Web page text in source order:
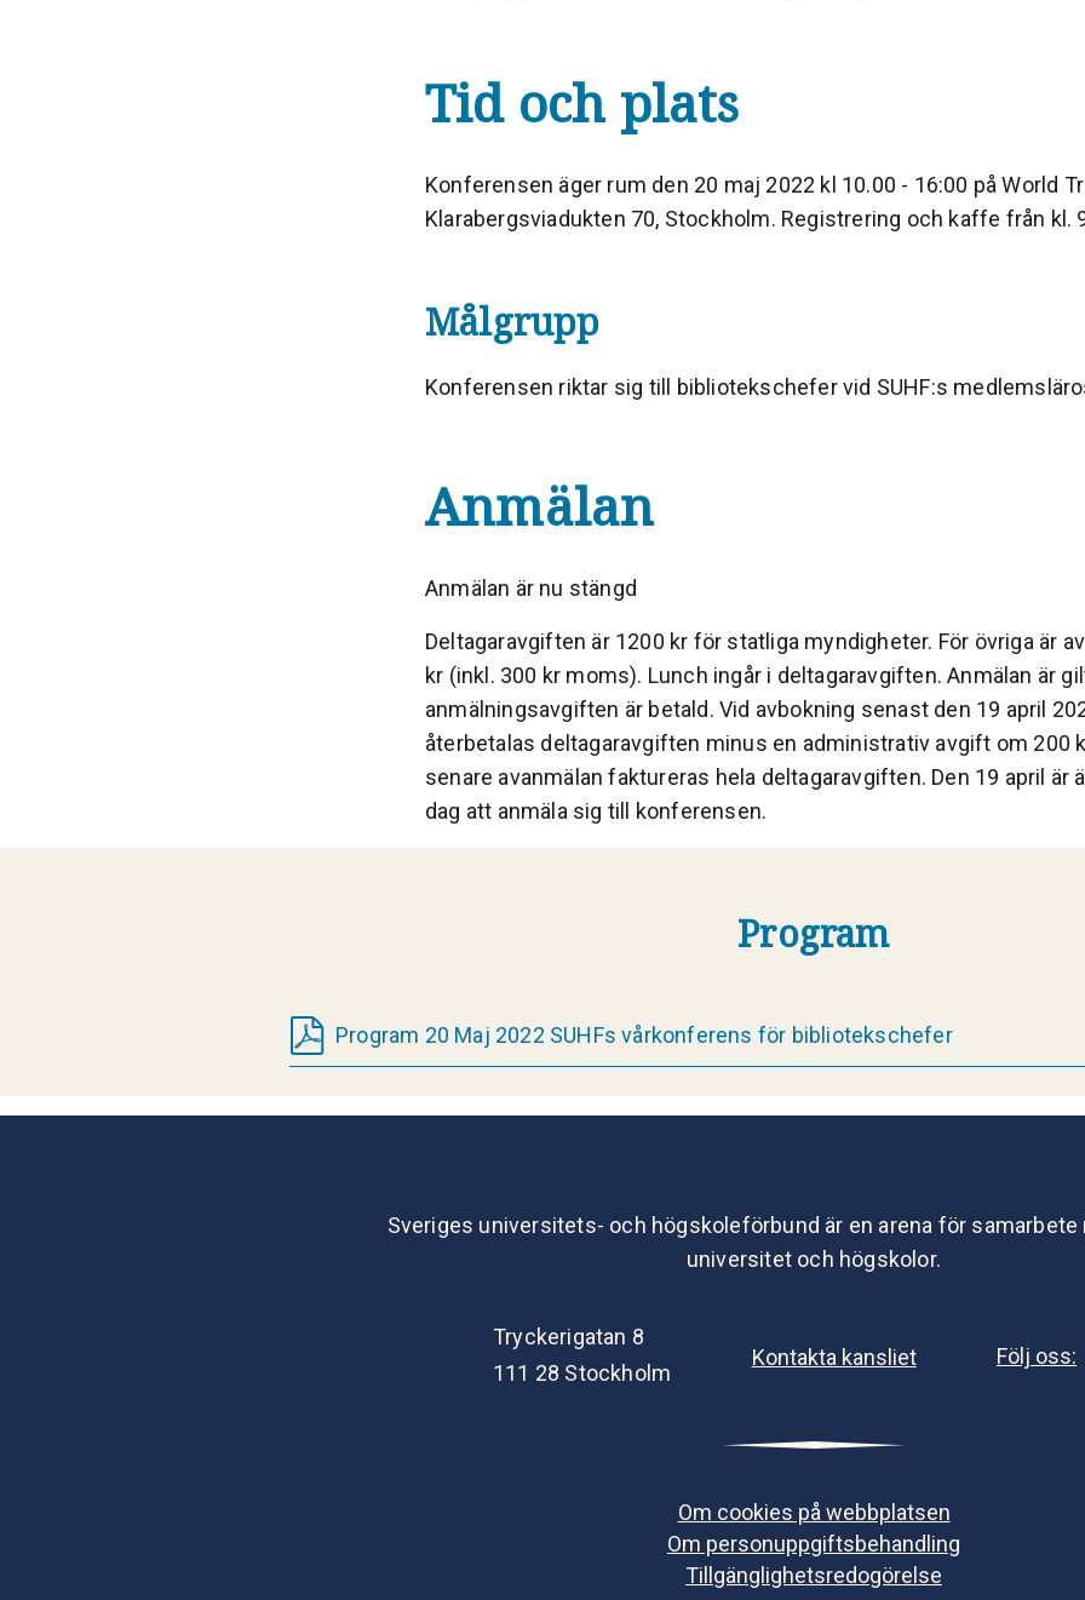
Tid och plats
Konferensen äger rum den 20 maj 2022 kl 10.00 - 16:00 på World
Klarabergsviadukten 70, Stockholm. Registrering och kaffe från kl.
Målgrupp
Konferensen riktar sig till bibliotekschefer vid SUHF:s
Anmälan
Anmälan är nu stängd
Deltagaravgiften är 1200 kr för statliga myndigheter. För övriga är
kr (inkl. 300 kr moms). Lunch ingår i deltagaravgiften. Anmälan är
anmälningsavgiften är betald. Vid avbokning senast den 19 april
återbetalas deltagaravgiften minus en administrativ avgift om 200
senare avanmälan faktureras hela deltagaravgiften. Den 19 april är
dag att anmäla sig till konferensen.
Program
Program 20 Maj 2022 SUHFs vårkonferens för bibliotekschefer
Sveriges universitets- och högskoleförbund är en arena för samarbete
universitet och högskolor.
Tryckerigatan 8
111 28 Stockholm
Kontakta kansliet Följ oss:
Om cookies på webbplatsen
Om personuppgiftsbehandling
Tillgänglighetsredogörelse